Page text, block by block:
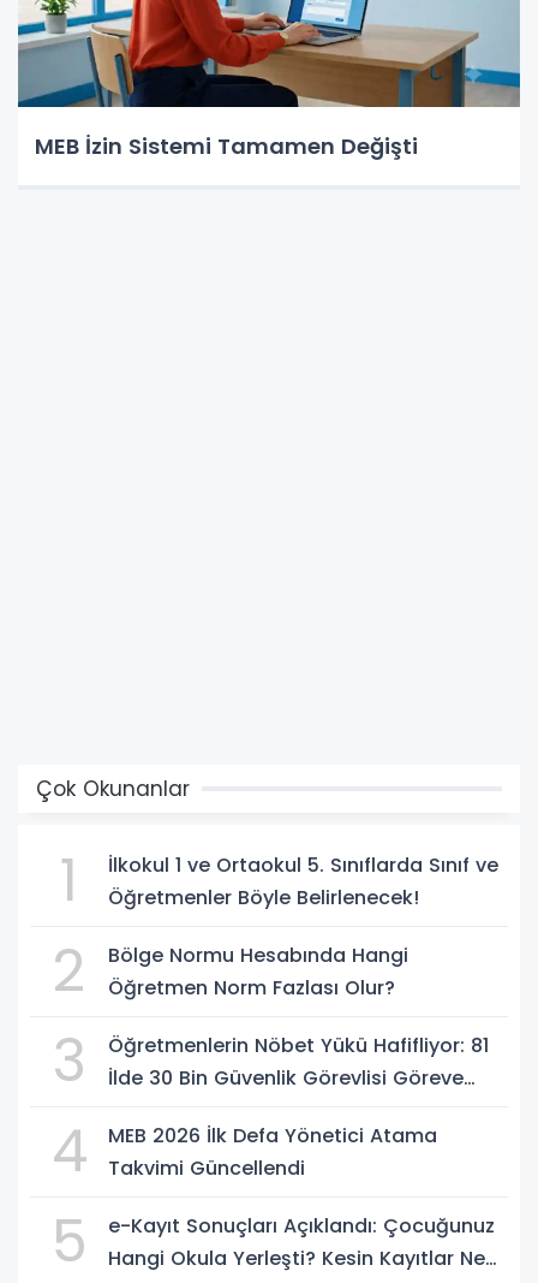
MEB İzin Sistemi Tamamen Değişti
Çok Okunanlar
1
İlkokul 1 ve Ortaokul 5. Sınıflarda Sınıf ve
Öğretmenler Böyle Belirlenecek!
2
Bölge Normu Hesabında Hangi
Öğretmen Norm Fazlası Olur?
3
Öğretmenlerin Nöbet Yükü Hafifliyor: 81
İlde 30 Bin Güvenlik Görevlisi Göreve
4
MEB 2026 İlk Defa Yönetici Atama
Takvimi Güncellendi
5
e-Kayıt Sonuçları Açıklandı: Çocuğunuz
Hangi Okula Yerleşti? Kesin Kayıtlar Ne